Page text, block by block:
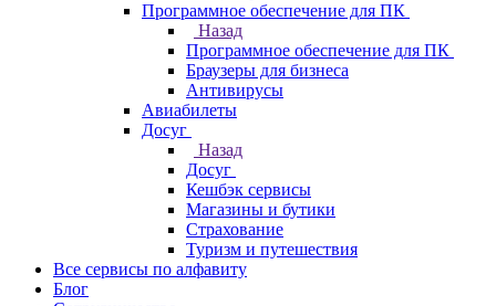
Программное обеспечение для ПК
Назад
Программное обеспечение для ПК
Браузеры для бизнеса
Антивирусы
Авиабилеты
Досуг
Назад
Досуг
Кешбэк сервисы
Магазины и бутики
Страхование
Туризм и путешествия
Все сервисы по алфавиту
Блог